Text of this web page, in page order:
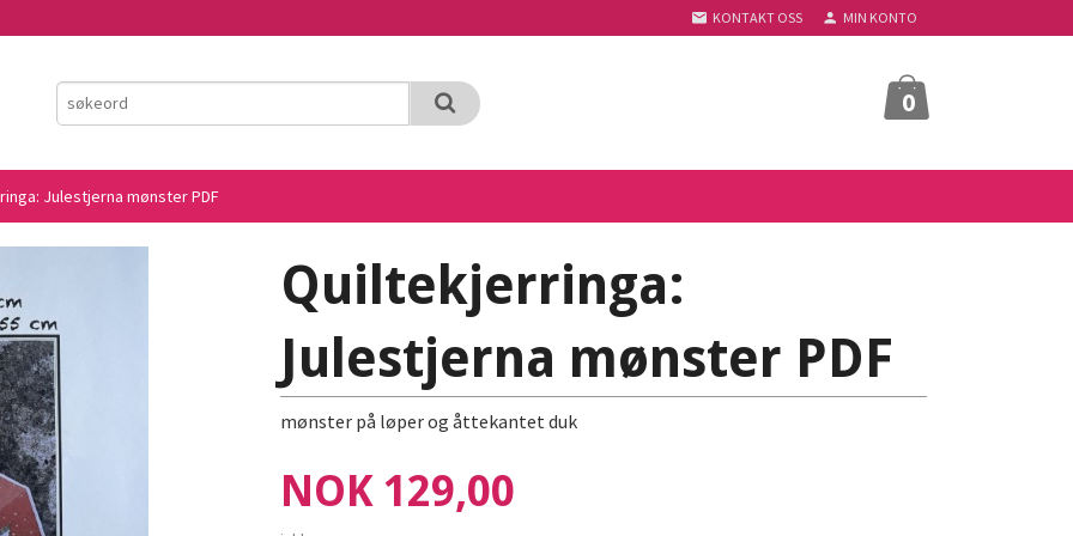
KONTAKT OSS MIN KONTO
0
Julestjerna mønster PDF
Quiltekjerringa:
Julestjerna mønster PDF
mønster på løper og åttekantet duk
Pris
NOK 129,00